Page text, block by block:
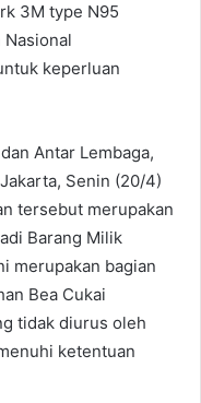
3M type N95
Nasional
keperluan
Antar Lembaga,
Senin (20/4)
tersebut merupakan
Barang Milik
merupakan bagian
Bea Cukai
tidak diurus oleh
ketentuan